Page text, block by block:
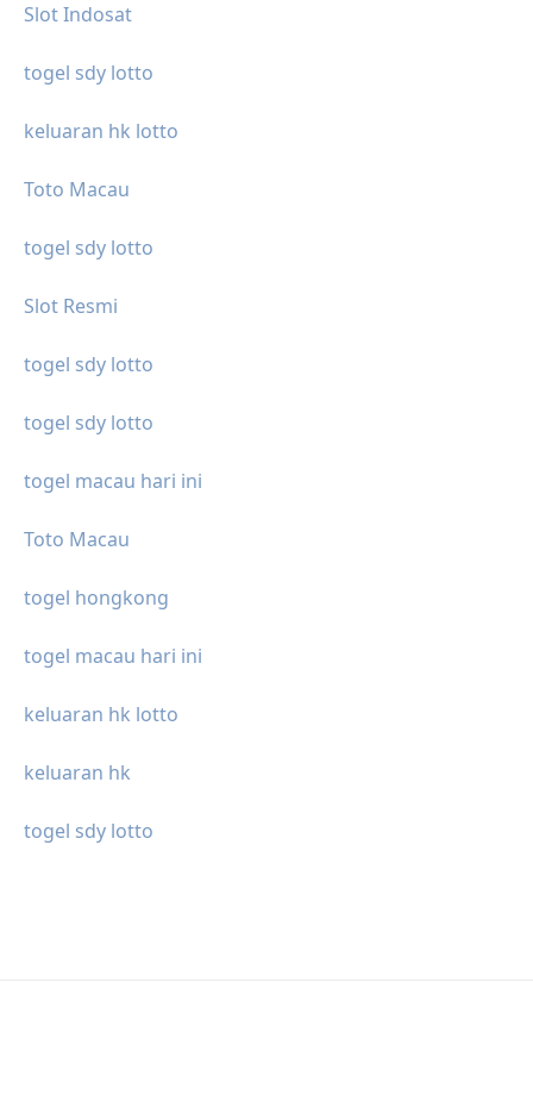
Slot Indosat
togel sdy lotto
keluaran hk lotto
Toto Macau
togel sdy lotto
Slot Resmi
togel sdy lotto
togel sdy lotto
togel macau hari ini
Toto Macau
togel hongkong
togel macau hari ini
keluaran hk lotto
keluaran hk
togel sdy lotto